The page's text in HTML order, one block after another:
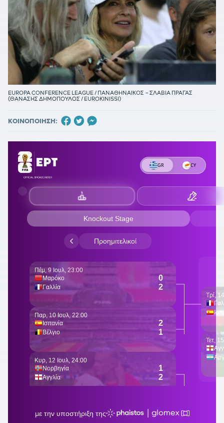
EUROPA CONFERENCE LEAGUE / ΠΑΝΑΘΗΝΑΙΚΟΣ – ΣΛΑΒΙΑ ΠΡΑΓΑΣ
(ΘΑΝΑΣΗΣ ΔΗΜΟΠΟΥΛΟΣ / EUROKINISSI)
ΚΟΙΝΟΠΟΙΗΣΗ: